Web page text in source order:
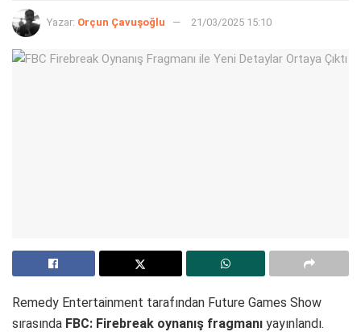
Yazar: Orçun Çavuşoğlu 21/03/2025 15:10
Remedy Entertainment tarafından Future Games Show
sırasında FBC: Firebreak oynanış fragmanı yayınlandı.